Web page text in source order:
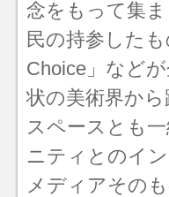
念をもって集
民の持参した
Choice」など
状の美術界か
スペース とも
ニティとのイ
メディアその